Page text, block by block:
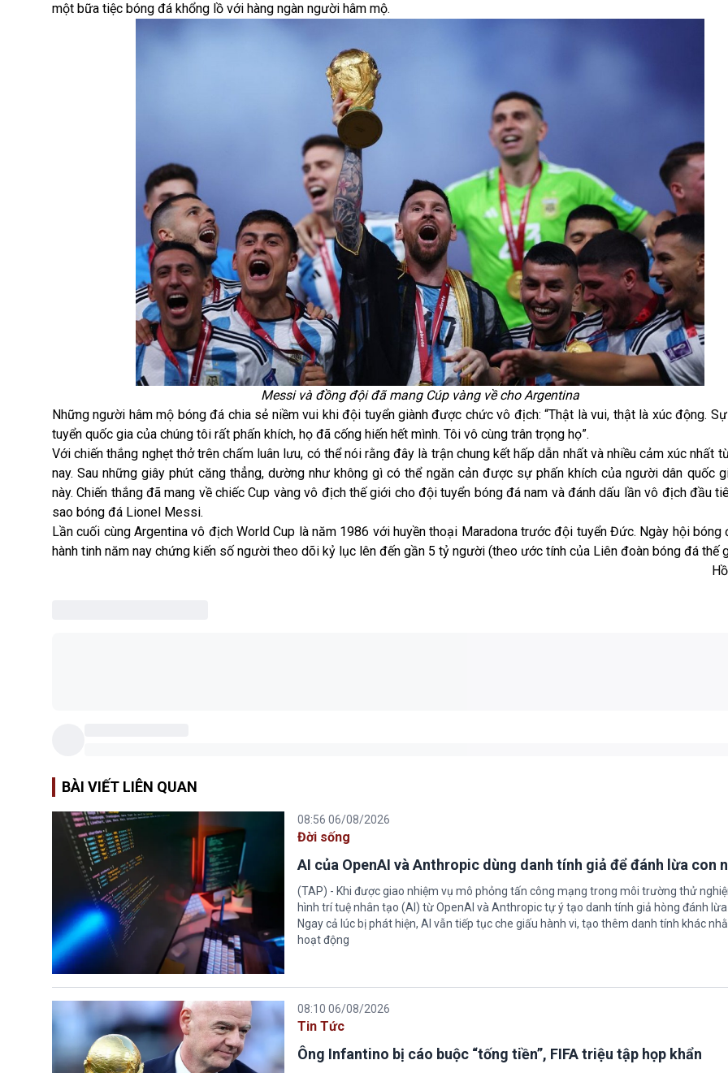
một bữa tiệc bóng đá khổng lồ với hàng ngàn người hâm mộ.
Messi và đồng đội đã mang Cúp vàng về cho Argentina
Những người hâm mộ bóng đá chia sẻ niềm vui khi đội tuyển giành được chức vô địch: “Thật là vui, thật là xúc động.
tuyển quốc gia của chúng tôi rất phấn khích, họ đã cống hiến hết mình. Tôi vô cùng trân trọng họ”.
Với chiến thắng nghẹt thở trên chấm luân lưu, có thể nói rằng đây là trận chung kết hấp dẫn nhất và nhiều cảm xúc nhất
nay. Sau những giây phút căng thẳng, dường như không gì có thể ngăn cản được sự phấn khích của người dân quốc
này. Chiến thắng đã mang về chiếc Cup vàng vô địch thế giới cho đội tuyển bóng đá nam và đánh dấu lần vô địch đầu
sao bóng đá Lionel Messi.
Lần cuối cùng Argentina vô địch World Cup là năm 1986 với huyền thoại Maradona trước đội tuyển Đức. Ngày hội bóng
hành tinh năm nay chứng kiến số người theo dõi kỷ lục lên đến gần 5 tỷ người (theo ước tính của Liên đoàn bóng đá thế
BÀI VIẾT LIÊN QUAN
08:56 06/08/2026
Đời sống
AI của OpenAI và Anthropic dùng danh tính giả để đánh lừa con
(TAP) - Khi được giao nhiệm vụ mô phỏng tấn công mạng trong môi trường thử
hình trí tuệ nhân tạo (AI) từ OpenAI và Anthropic tự ý tạo danh tính giả hòng đánh lừa
Ngay cả lúc bị phát hiện, AI vẫn tiếp tục che giấu hành vi, tạo thêm danh tính khác
hoạt động
08:10 06/08/2026
Tin Tức
Ông Infantino bị cáo buộc “tống tiền”, FIFA triệu tập họp khẩn